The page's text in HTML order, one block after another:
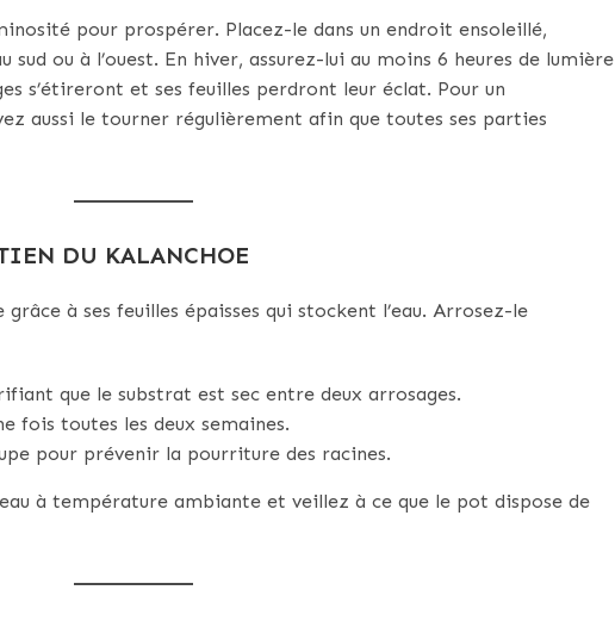
pour prospérer. Placez-le dans un endroit ensoleillé,
ou à l’ouest. En hiver, assurez-lui au moins 6 heures de lumière
s’étireront et ses feuilles perdront leur éclat. Pour un
aussi le tourner régulièrement afin que toutes ses parties
DU KALANCHOE
à ses feuilles épaisses qui stockent l’eau. Arrosez-le
que le substrat est sec entre deux arrosages.
fois toutes les deux semaines.
pour prévenir la pourriture des racines.
à température ambiante et veillez à ce que le pot dispose de